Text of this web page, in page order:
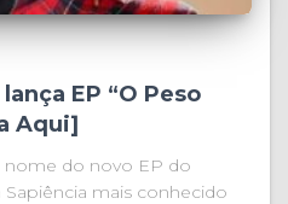
EP “O Peso
Aqui]
nome do novo EP do
mais conhecido